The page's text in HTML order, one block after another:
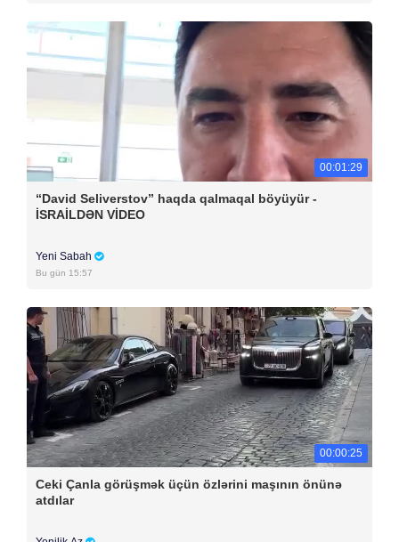
00:01:29
“David Seliverstov” haqda qalmaqal böyüyür -
İSRAİLDƏN VİDEO
Yeni Sabah
Bu gün 15:57
00:00:25
Ceki Çanla görüşmək üçün özlərini maşının önünə
atdılar